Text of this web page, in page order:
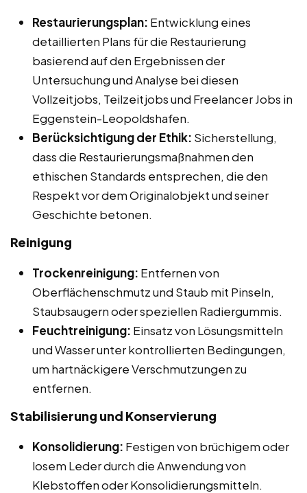
Restaurierungsplan: Entwicklung eines
detaillierten Plans für die Restaurierung
basierend auf den Ergebnissen der
Untersuchung und Analyse bei diesen
Vollzeitjobs, Teilzeitjobs und Freelancer Jobs in
Eggenstein-Leopoldshafen.
Berücksichtigung der Ethik: Sicherstellung,
dass die Restaurierungsmaßnahmen den
ethischen Standards entsprechen, die den
Respekt vor dem Originalobjekt und seiner
Geschichte betonen.
Reinigung
Trockenreinigung: Entfernen von
Oberflächenschmutz und Staub mit Pinseln,
Staubsaugern oder speziellen Radiergummis.
Feuchtreinigung: Einsatz von Lösungsmitteln
und Wasser unter kontrollierten Bedingungen,
um hartnäckigere Verschmutzungen zu
entfernen.
Stabilisierung und Konservierung
Konsolidierung: Festigen von brüchigem oder
losem Leder durch die Anwendung von
Klebstoffen oder Konsolidierungsmitteln.